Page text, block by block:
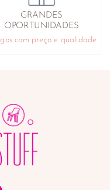
GRANDES
OPORTUNIDADES
com preço e qualidade